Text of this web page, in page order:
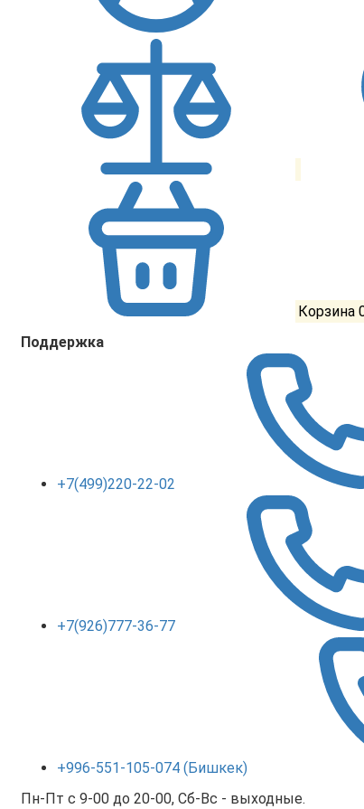
Корзина
Поддержка
+7(499)220-22-02
+7(926)777-36-77
+996-551-105-074 (Бишкек)
Пн-Пт с 9-00 до 20-00, Сб-Вс - выходные.